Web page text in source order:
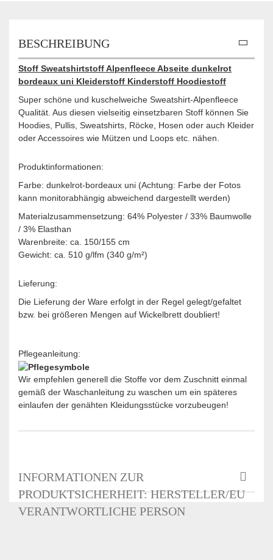
BESCHREIBUNG
Stoff Sweatshirtstoff Alpenfleece Abseite dunkelrot
bordeaux uni Kleiderstoff Kinderstoff Hoodiestoff
Super schöne und kuschelweiche Sweatshirt-Alpenfleece
Qualität. Aus diesen vielseitig einsetzbaren Stoff können Sie
Hoodies, Pullis, Sweatshirts, Röcke, Hosen oder auch Kleider
oder Accessoires wie Mützen und Loops etc. nähen.
Produktinformationen:
Farbe: dunkelrot-bordeaux uni (Achtung: Farbe der Fotos
kann monitorabhängig abweichend dargestellt werden)
Materialzusammensetzung: 64% Polyester / 33% Baumwolle
/ 3% Elasthan
Warenbreite: ca. 150/155 cm
Gewicht: ca. 510 g/lfm (340 g/m²)
Lieferung:
Die Lieferung der Ware erfolgt in der Regel gelegt/gefaltet
bzw. bei größeren Mengen auf Wickelbrett doubliert!
Pflegeanleitung:
Wir empfehlen generell die Stoffe vor dem Zuschnitt einmal
gemäß der Waschanleitung zu waschen um ein späteres
einlaufen der genähten Kleidungsstücke vorzubeugen!
INFORMATIONEN ZUR
PRODUKTSICHERHEIT: HERSTELLER/EU
VERANTWORTLICHE PERSON